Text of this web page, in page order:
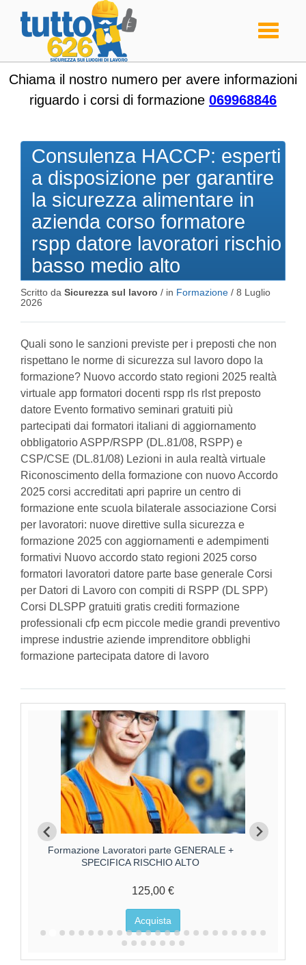
Toggle
Chiama il nostro numero per avere informazioni
riguardo i corsi di formazione 069968846
Consulenza HACCP: esperti
a disposizione per garantire
la sicurezza alimentare in
azienda corso formatore
rspp datore lavoratori rischio
basso medio alto
Scritto da Sicurezza sul lavoro / in Formazione / 8 Luglio
2026
Quali sono le sanzioni previste per i preposti che non
rispettano le norme di sicurezza sul lavoro dopo la
formazione? Nuovo accordo stato regioni 2025 realtà
virtuale app formatori docenti rspp rls rlst preposto
datore Evento formativo seminari gratuiti più
partecipati dai formatori italiani di aggiornamento
obbligatorio ASPP/RSPP (DL.81/08, RSPP) e
CSP/CSE (DL.81/08) Lezioni in aula realtà virtuale
Riconoscimento della formazione con nuovo Accordo
2025 corsi accreditati apri paprire un centro di
formazione ente scuola bilaterale associazione Corsi
per lavoratori: nuove direttive sulla sicurezza e
formazione 2025 con aggiornamenti e adempimenti
formativi Nuovo accordo stato regioni 2025 corso
formatori lavoratori datore parte base generale Corsi
per Datori di Lavoro con compiti di RSPP (DL SPP)
Corsi DLSPP gratuiti gratis crediti formazione
professionali cfp ecm piccole medie grandi preventivo
imprese industrie aziende imprenditore obblighi
formazione partecipata datore di lavoro
Formazione Lavoratori parte GENERALE +
SPECIFICA RISCHIO ALTO
125,00 €
Acquista